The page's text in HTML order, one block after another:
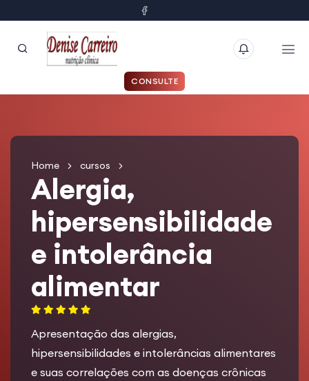
CONSULTE
Home cursos
Alergia,
hipersensibilidade
e intolerância
alimentar
Apresentação das alergias,
hipersensibilidades e intolerâncias alimentares
e suas correlações com as doenças crônicas